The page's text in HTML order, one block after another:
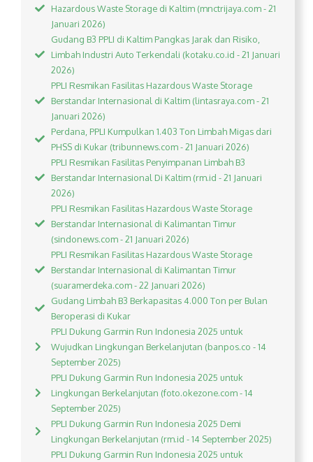
Hazardous Waste Storage di Kaltim (mnctrijaya.com - 21
Januari 2026)
Gudang B3 PPLI di Kaltim Pangkas Jarak dan Risiko,
Limbah Industri Auto Terkendali (kotaku.co.id - 21 Januari
2026)
PPLI Resmikan Fasilitas Hazardous Waste Storage
Berstandar Internasional di Kaltim (lintasraya.com - 21
Januari 2026)
Perdana, PPLI Kumpulkan 1.403 Ton Limbah Migas dari
PHSS di Kukar (tribunnews.com - 21 Januari 2026)
PPLI Resmikan Fasilitas Penyimpanan Limbah B3
Berstandar Internasional Di Kaltim (rm.id - 21 Januari
2026)
PPLI Resmikan Fasilitas Hazardous Waste Storage
Berstandar Internasional di Kalimantan Timur
(sindonews.com - 21 Januari 2026)
PPLI Resmikan Fasilitas Hazardous Waste Storage
Berstandar Internasional di Kalimantan Timur
(suaramerdeka.com - 22 Januari 2026)
Gudang Limbah B3 Berkapasitas 4.000 Ton per Bulan
Beroperasi di Kukar
PPLI Dukung Garmin Run Indonesia 2025 untuk
Wujudkan Lingkungan Berkelanjutan (banpos.co - 14
September 2025)
PPLI Dukung Garmin Run Indonesia 2025 untuk
Lingkungan Berkelanjutan (foto.okezone.com - 14
September 2025)
PPLI Dukung Garmin Run Indonesia 2025 Demi
Lingkungan Berkelanjutan (rm.id - 14 September 2025)
PPLI Dukung Garmin Run Indonesia 2025 untuk